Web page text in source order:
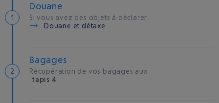
Douane
Si vous avez des objets à déclarer
Douane et détaxe
Bagages
Récupération de vos bagages aux
tapis 4